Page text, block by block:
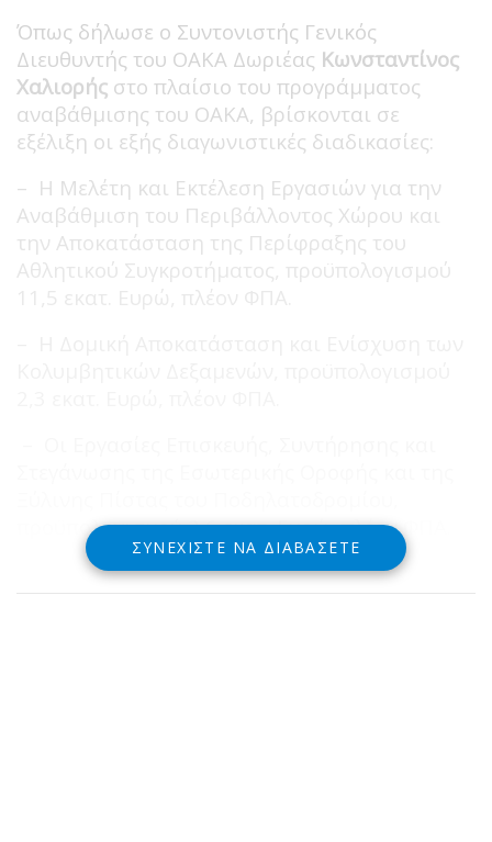
Όπως δήλωσε ο Συντονιστής Γενικός
Διευθυντής του ΟΑΚΑ Δωριέας Κωνσταντίνος
Χαλιορής στο πλαίσιο του προγράμματος
αναβάθμισης του ΟΑΚΑ, βρίσκονται σε
εξέλιξη οι εξής διαγωνιστικές διαδικασίες:
– Η Μελέτη και Εκτέλεση Εργασιών για την
Αναβάθμιση του Περιβάλλοντος Χώρου και
την Αποκατάσταση της Περίφραξης του
Αθλητικού Συγκροτήματος, προϋπολογισμού
προϋπολογισμού 2,6 εκατ. Ευρώ, πλέον ΦΠΑ.
ΣΥΝΕΧΊΣΤΕ ΝΑ ΔΙΑΒΆΣΕΤΕ